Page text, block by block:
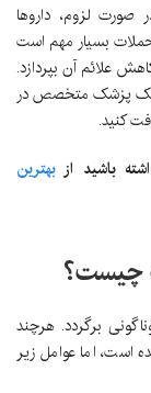
صورت لزوم، داروها
بسیار مهم است
علائم آن بپردازد.
یک پزشک متخصص در
کنید.
باشید از بهترین
چیست؟
برگردد. هرچند
است، اما عوامل زیر